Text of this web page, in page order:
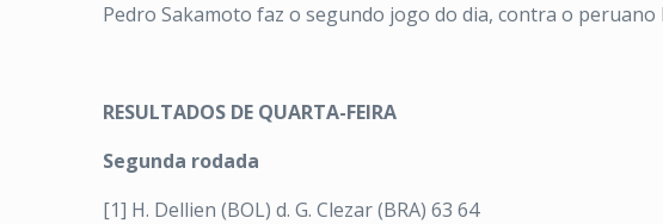
Pedro Sakamoto faz o segundo jogo do dia, contra o peruano
RESULTADOS DE QUARTA-FEIRA
Segunda rodada
[1] H. Dellien (BOL) d. G. Clezar (BRA) 63 64